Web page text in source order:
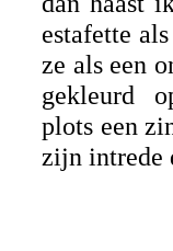
estafette
ze als een
gekleurd
plots een
zijn intrede